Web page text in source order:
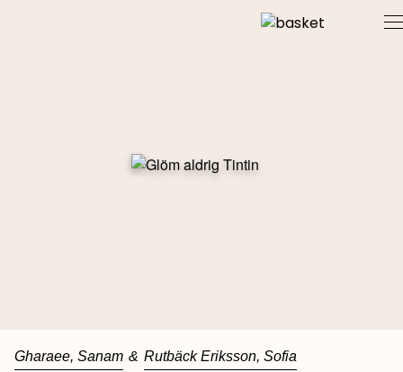
Gharaee, Sanam & Rutbäck Eriksson, Sofia